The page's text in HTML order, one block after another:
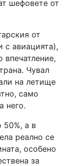
шефовете от
от
с авиацията),
впечатление,
Чувал
на летище
само
него.
50%, а в
реално се
особено
за